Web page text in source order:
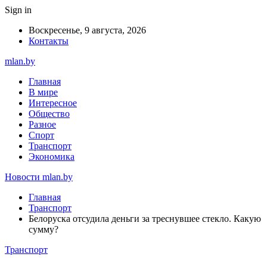
Sign in
Воскресенье, 9 августа, 2026
Контакты
mlan.by
Главная
В мире
Интересное
Общество
Разное
Спорт
Транспорт
Экономика
Новости mlan.by
Главная
Транспорт
Белоруска отсудила деньги за треснувшее стекло. Какую
сумму?
Транспорт